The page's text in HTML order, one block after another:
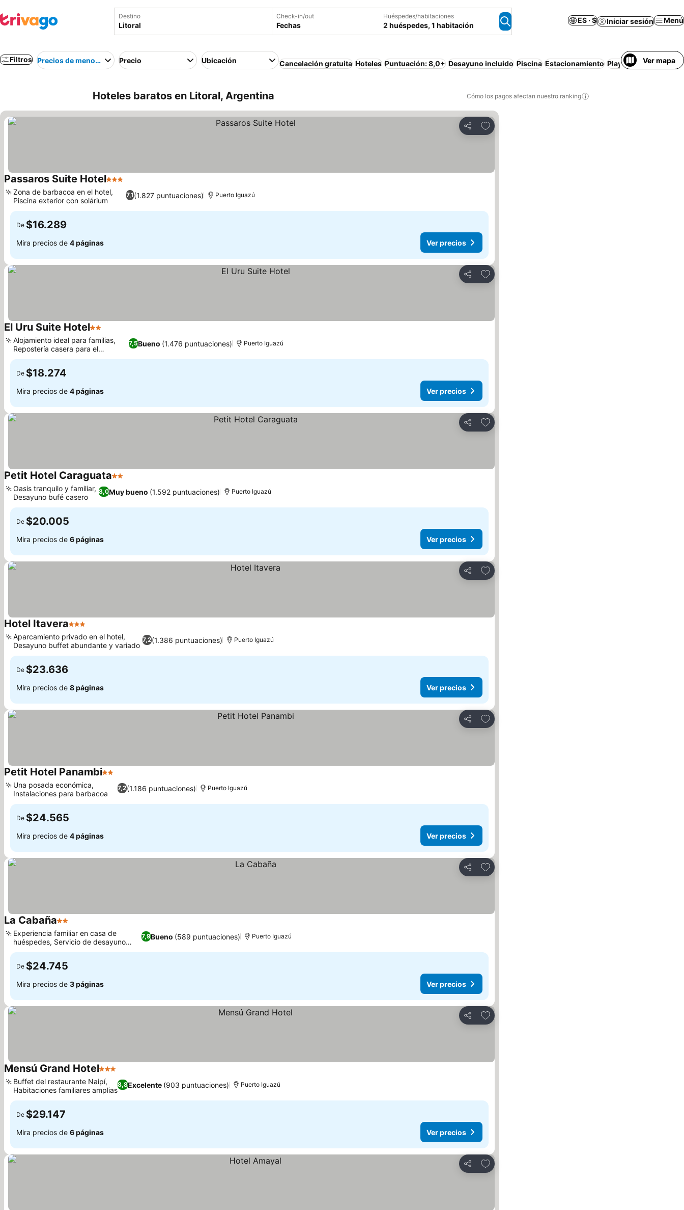
Destino Check-in/out
Fechas
Huéspedes/habitaciones
2 huéspedes, 1 habitación
ES · $ Iniciar sesión Menú
Filtros Precios de menor a mayorPrecio Ubicación Cancelación gratuita Hoteles Puntuación: 8,0+ Desayuno incluido Piscina Estacionamiento Playa Media pensión
Ver mapa
Hoteles baratos en Litoral, Argentina Cómo los pagos afectan nuestro ranking
Compartir
Agregar a favoritos
Passaros Suite Hotel3 Estrellas
7,1(1.827 puntuaciones)
Zona de barbacoa en el hotel,
Piscina exterior con solárium
Puerto Iguazú
De $16.289
Mira precios de 4 páginas Ver precios
Compartir
Agregar a favoritos
El Uru Suite Hotel2 Estrellas
7,5Bueno (1.476 puntuaciones)
Alojamiento ideal para familias,
Repostería casera para el
desayuno
Puerto Iguazú
De $18.274
Mira precios de 4 páginas Ver precios
Compartir
Agregar a favoritos
Petit Hotel Caraguata2 Estrellas
8,0Muy bueno (1.592 puntuaciones)
Oasis tranquilo y familiar,
Desayuno bufé casero
Puerto Iguazú
De $20.005
Mira precios de 6 páginas Ver precios
Compartir
Agregar a favoritos
Hotel Itavera3 Estrellas
7,2(1.386 puntuaciones)
Aparcamiento privado en el hotel,
Desayuno buffet abundante y variado
Puerto Iguazú
De $23.636
Mira precios de 8 páginas Ver precios
Compartir
Agregar a favoritos
Petit Hotel Panambi2 Estrellas
7,2(1.186 puntuaciones)
Una posada económica,
Instalaciones para barbacoa
Puerto Iguazú
De $24.565
Mira precios de 4 páginas Ver precios
Compartir
Agregar a favoritos
La Cabaña2 Estrellas
7,9Bueno (589 puntuaciones)
Experiencia familiar en casa de
huéspedes, Servicio de desayuno
continental
Puerto Iguazú
De $24.745
Mira precios de 3 páginas Ver precios
Compartir
Agregar a favoritos
Mensú Grand Hotel3 Estrellas
8,8Excelente (903 puntuaciones)
Buffet del restaurante Naipí,
Habitaciones familiares amplias
Puerto Iguazú
De $29.147
Mira precios de 6 páginas Ver precios
Compartir
Agregar a favoritos